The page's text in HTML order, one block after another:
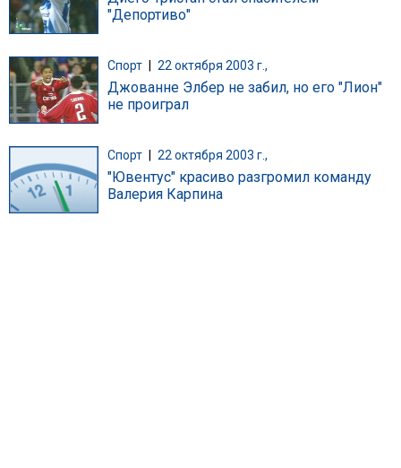
"Депортиво"
Спорт 22 октября 2003 г.,
Джованне Элбер не забил, но его "Лион"
не проиграл
Спорт 22 октября 2003 г.,
"Ювентус" красиво разгромил команду
Валерия Карпина